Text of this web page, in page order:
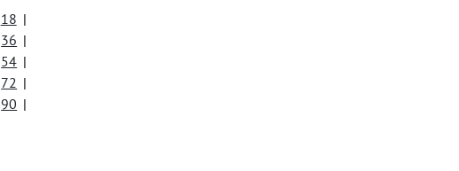
18 |
36 |
54 |
72 |
90 |